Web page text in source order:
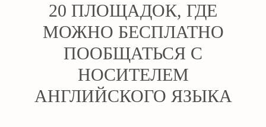
20 ПЛОЩАДОК, ГДЕ
МОЖНО БЕСПЛАТНО
ПООБЩАТЬСЯ С
НОСИТЕЛЕМ
АНГЛИЙСКОГО ЯЗЫКА